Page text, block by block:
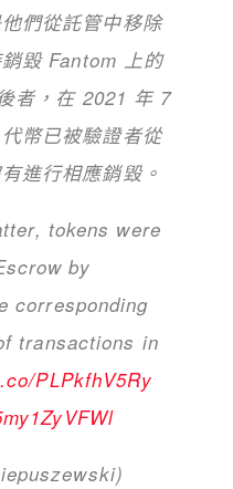
們從託管中移除
毀 Fantom 上的
者，在 2021 年 7
幣已被驗證者從
進行相應銷毀。
tokens were
by
corresponding
transactions in
PLPkfhV5Ry